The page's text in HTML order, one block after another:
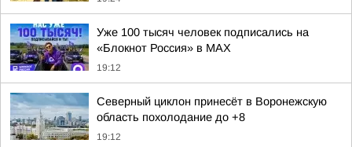
Уже 100 тысяч человек подписались на
«Блокнот Россия» в МАХ
19:12
Северный циклон принесёт в Воронежскую
область похолодание до +8
19:12